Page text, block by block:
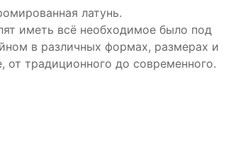
латунь.
иметь всё необходимое было под
в различных формах, размерах и
от традиционного до современного.